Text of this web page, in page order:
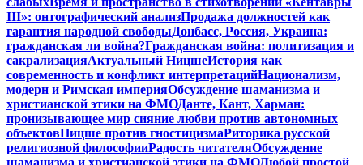
III»: онтографический анализПродажа должностей как
гарантия народной свободыДонбасс, Россия, Украина:
гражданская ли война?Гражданская война: политизация и
сакрализацияАктуальный НицшеИстория как
современность и конфликт интерпретацийНационализм,
модерн и Римская империяОбсуждение шаманизма и
христианской этики на ФМОДанте, Кант, Харман:
пронизывающее мир сияние любви против автономных
объектовНицше против гностицизмаРиторика русской
религиозной философииРадость читателяОбсуждение
шаманизма и христианской этики на ФМОЛюбой простой